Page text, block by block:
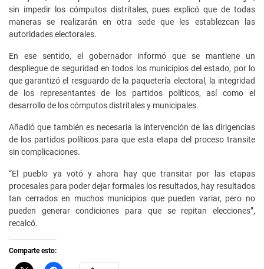
sin impedir los cómputos distritales, pues explicó que de todas
maneras se realizarán en otra sede que les establezcan las
autoridades electorales.
En ese sentido, el gobernador informó que se mantiene un
despliegue de seguridad en todos los municipios del estado, por lo
que garantizó el resguardo de la paquetería electoral, la integridad
de los representantes de los partidos políticos, así como el
desarrollo de los cómputos distritales y municipales.
Añadió que también es necesaria la intervención de las dirigencias
de los partidos políticos para que esta etapa del proceso transite
sin complicaciones.
“El pueblo ya votó y ahora hay que transitar por las etapas
procesales para poder dejar formales los resultados, hay resultados
tan cerrados en muchos municipios que pueden variar, pero no
pueden generar condiciones para que se repitan elecciones”,
recalcó.
Comparte esto: